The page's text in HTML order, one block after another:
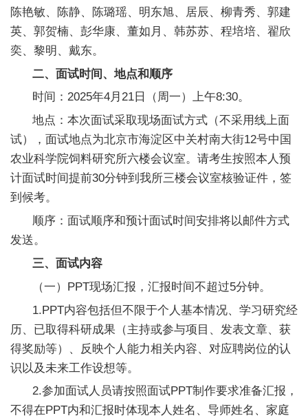
技
平
化
人
究
生
陈艳敏、陈静、陈璐瑶、明东旭、居辰、柳青秀、郭建
英、郭贺楠、彭华康、董如月、韩苏苏、程培培、翟欣
奕、黎明、戴东。
二、面试时间、地点和顺序
时间：2025年4月21日（周一）上午8:30。
地点：本次面试采取现场面试方式（不采用线上面
试），面试地点为北京市海淀区中关村南大街12号中国
农业科学院饲料研究所六楼会议室。请考生按照本人预
计面试时间提前30分钟到我所三楼会议室核验证件，签
到候考。
顺序：面试顺序和预计面试时间安排将以邮件方式
发送。
三、面试内容
（一）PPT现场汇报，汇报时间不超过5分钟。
1.PPT内容包括但不限于个人基本情况、学习研究经
历、已取得科研成果（主持或参与项目、发表文章、获
得奖励等）、反映个人能力相关内容、对应聘岗位的认
识以及未来工作设想等。
2.参加面试人员请按照面试PPT制作要求准备汇报，
不得在PPT内和汇报时体现本人姓名、导师姓名、家庭